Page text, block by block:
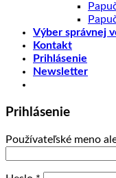
Výber správnej
Kontakt
Prihlásenie
Newsletter
Prihlásenie
Používateľské meno